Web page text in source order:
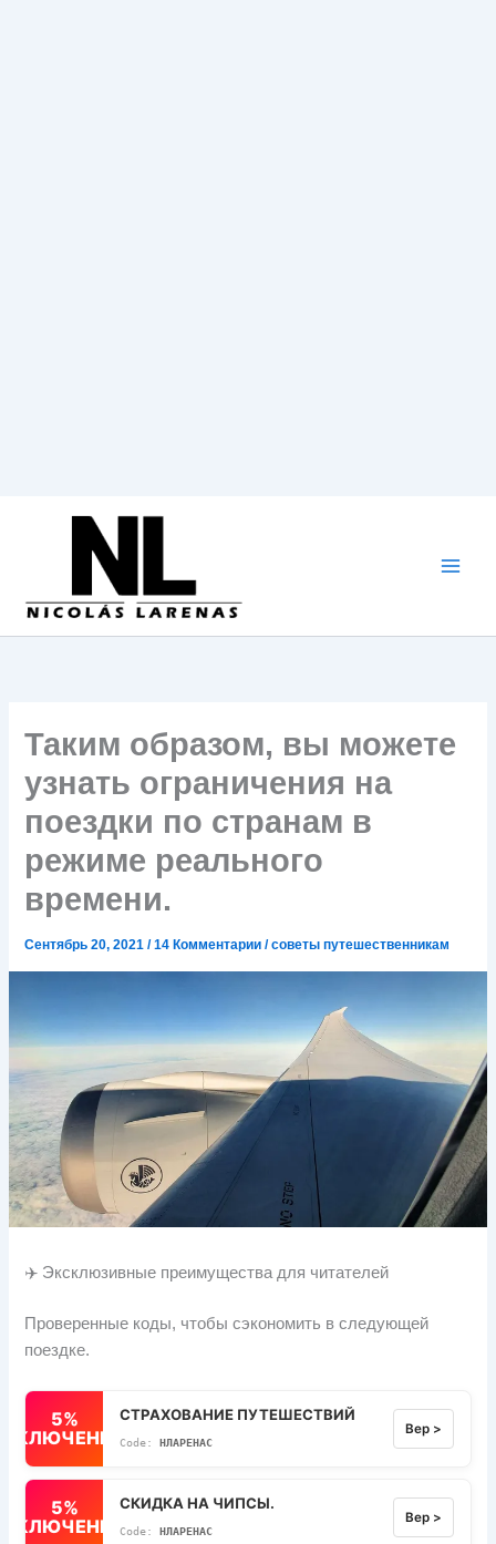
содержимому
Таким образом, вы можете
узнать ограничения на
поездки по странам в
режиме реального
времени.
Сентябрь 20, 2021/14 Комментарии /советы путешественникам
✈️ Эксклюзивные преимущества для читателей
Проверенные коды, чтобы сэкономить в следующей
поездке.
5%
СТРАХОВАНИЕ ПУТЕШЕСТВИЙ
НЛАРЕНАС
Вер >
5%
СКИДКА НА ЧИПСЫ.
НЛАРЕНАС
Вер >